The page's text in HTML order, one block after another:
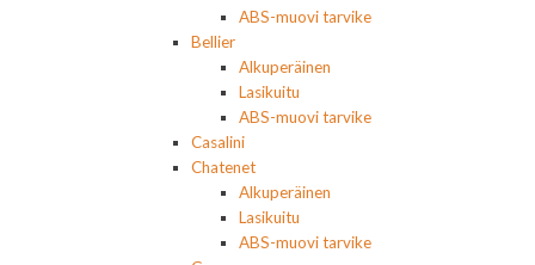
ABS-muovi tarvike
Bellier
Alkuperäinen
Lasikuitu
ABS-muovi tarvike
Casalini
Chatenet
Alkuperäinen
Lasikuitu
ABS-muovi tarvike